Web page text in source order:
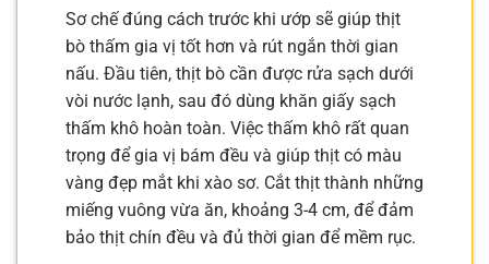
Sơ chế đúng cách trước khi ướp sẽ giúp thịt
bò thấm gia vị tốt hơn và rút ngắn thời gian
nấu. Đầu tiên, thịt bò cần được rửa sạch dưới
vòi nước lạnh, sau đó dùng khăn giấy sạch
thấm khô hoàn toàn. Việc thấm khô rất quan
trọng để gia vị bám đều và giúp thịt có màu
vàng đẹp mắt khi xào sơ. Cắt thịt thành những
miếng vuông vừa ăn, khoảng 3-4 cm, để đảm
bảo thịt chín đều và đủ thời gian để mềm rục.